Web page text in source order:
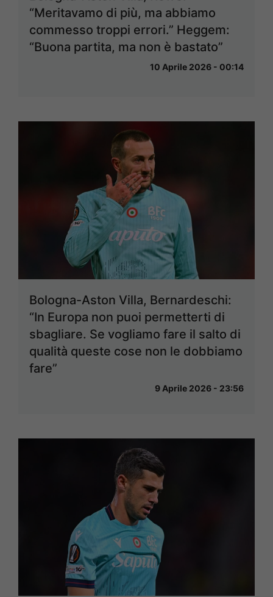
“Meritavamo di più, ma abbiamo
commesso troppi errori.” Heggem:
“Buona partita, ma non è bastato”
10 Aprile 2026 - 00:14
Bologna-Aston Villa, Bernardeschi:
“In Europa non puoi permetterti di
sbagliare. Se vogliamo fare il salto di
qualità queste cose non le dobbiamo
fare”
9 Aprile 2026 - 23:56